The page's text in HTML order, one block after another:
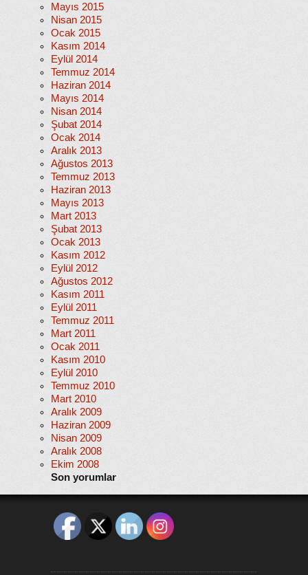
Mayıs 2015
Nisan 2015
Ocak 2015
Kasım 2014
Eylül 2014
Temmuz 2014
Haziran 2014
Mayıs 2014
Nisan 2014
Şubat 2014
Ocak 2014
Aralık 2013
Ağustos 2013
Temmuz 2013
Haziran 2013
Mayıs 2013
Mart 2013
Şubat 2013
Ocak 2013
Kasım 2012
Eylül 2012
Ağustos 2012
Kasım 2011
Eylül 2011
Temmuz 2011
Mart 2011
Ocak 2011
Kasım 2010
Eylül 2010
Temmuz 2010
Mart 2010
Aralık 2009
Haziran 2009
Nisan 2009
Aralık 2008
Ekim 2008
Son yorumlar